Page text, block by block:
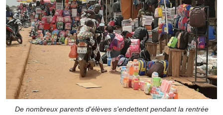
De nombreux parents d'élèves s'endettent pendant la rentrée